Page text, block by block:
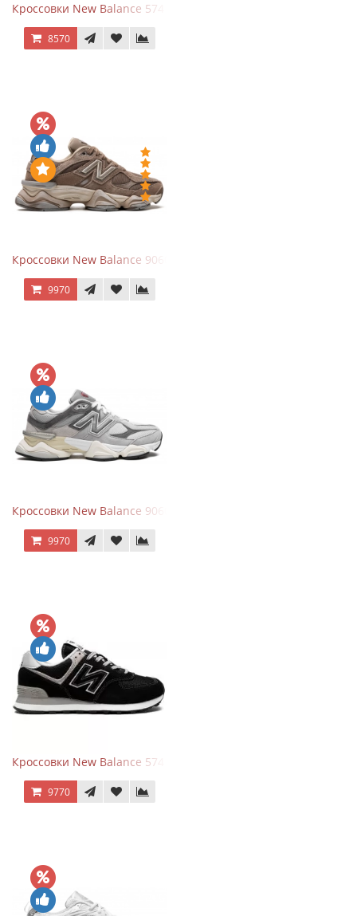
Кроссовки New Balance 574 Navy Blue White
8570
Кроссовки New Balance 9060 Mushroom
9970
Кроссовки New Balance 9060 Rain Cloud Grey
9970
Кроссовки New Balance 574 Evergreen Black
9770